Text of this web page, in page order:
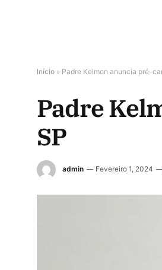
Início » Padre Kelmon anuncia pré-
Padre
SP
admin Fevereiro 1, 2024